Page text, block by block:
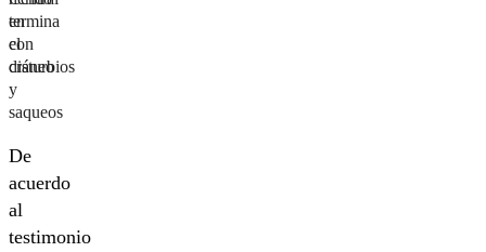
termina
con
disturbios
y
saqueos
en
el
cráneo
De
acuerdo
al
testimonio